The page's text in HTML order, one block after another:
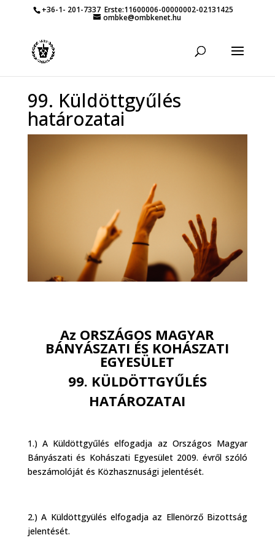
+36-1- 201-7337 Erste:11600006-00000002-02131425
ombke@ombkenet.hu
99. Küldöttgyűlés
határozatai
Az ORSZÁGOS MAGYAR
BÁNYÁSZATI ÉS KOHÁSZATI
EGYESÜLET
99. KÜLDÖTTGYŰLÉS
HATÁROZATAI
1.) A Küldöttgyűlés elfogadja az Országos Magyar
Bányászati és Kohászati Egyesület 2009. évről szóló
beszámolóját és Közhasznusági jelentését.
2.) A Küldöttgyülés elfogadja az Ellenörző Bizottság
jelentését.